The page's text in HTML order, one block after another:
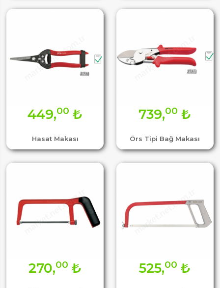
Hasat Makası
449,00 ₺
Örs Tipi Bağ Makası
739,00 ₺
270,00 ₺ 525,00 ₺